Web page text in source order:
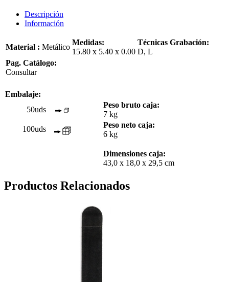
Descripción
Información
Material : Metálico
Medidas:
15.80 x 5.40 x 0.00
Técnicas Grabación:
D, L
Pag. Catálogo:
Consultar
Embalaje:
50uds
Peso bruto caja:
7 kg
100uds
Peso neto caja:
6 kg
Dimensiones caja:
43,0 x 18,0 x 29,5 cm
Productos Relacionados